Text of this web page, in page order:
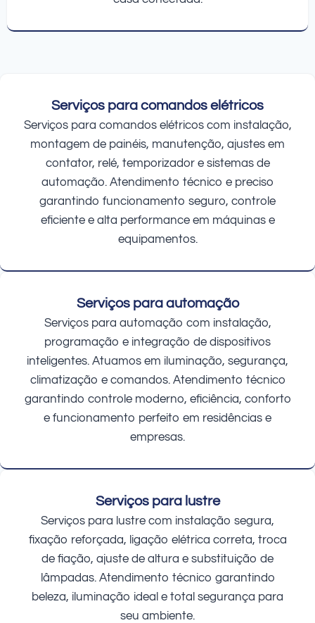
Serviços para comandos elétricos
Serviços para comandos elétricos com instalação,
montagem de painéis, manutenção, ajustes em
contator, relé, temporizador e sistemas de
automação. Atendimento técnico e preciso
garantindo funcionamento seguro, controle
eficiente e alta performance em máquinas e
equipamentos.
Serviços para automação
Serviços para automação com instalação,
programação e integração de dispositivos
inteligentes. Atuamos em iluminação, segurança,
climatização e comandos. Atendimento técnico
garantindo controle moderno, eficiência, conforto
e funcionamento perfeito em residências e
empresas.
Serviços para lustre
Serviços para lustre com instalação segura,
fixação reforçada, ligação elétrica correta, troca
de fiação, ajuste de altura e substituição de
lâmpadas. Atendimento técnico garantindo
beleza, iluminação ideal e total segurança para
seu ambiente.